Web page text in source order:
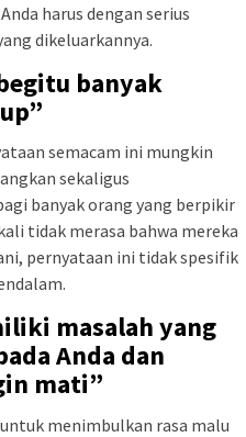
harus dengan serius
dikeluarkannya.
banyak
semacam ini mungkin
sekaligus
banyak orang yang berpikir
tidak merasa bahwa mereka
pernyataan ini tidak spesifik
masalah yang
Anda dan
mati”
menimbulkan rasa malu